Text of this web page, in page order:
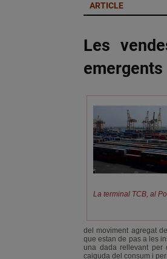
ARTICLE
Les
emergents
La terminal TCB, al
del moviment agregat
que estan de pas a les
una dada rellevant per
caiguda del consum i